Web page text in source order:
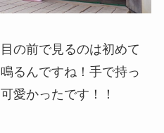
の前で見るのは初めて
るんですね！手で持っ
愛かったです！！